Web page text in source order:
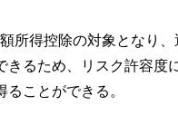
所得控除の対象となり
るため、リスク許容度
ことができる。